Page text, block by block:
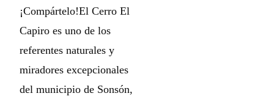
¡Compártelo!El Cerro El
Capiro es uno de los
referentes naturales y
miradores excepcionales
del municipio de Sonsón,